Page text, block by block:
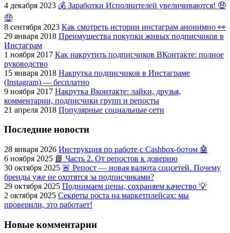
4 декабря 2023 💰 Заработки Исполнителей увеличиваются! 🤑
🤑
8 сентября 2023 Как смотреть истории инстаграм анонимно 👀
29 января 2018 Преимущества покупки живых подписчиков в
Инстаграм
1 ноября 2017 Как накрутить подписчиков ВКонтакте: полное
руководство
15 января 2018 Накрутка подписчиков в Инстаграме
(Instagram) — бесплатно
9 ноября 2017 Накрутка Вконтакте: лайки, друзья,
комментарии, подписчики групп и репосты
21 апреля 2018 Популярные социальные сети
Последние новости
28 января 2026 Инструкция по работе с Cashbox-ботом 🤖
6 ноября 2025 📘 Часть 2. От репостов к доверию
30 октября 2025 🚨 Репост — новая валюта соцсетей. Почему
бренды уже не охотятся за подписчиками?
29 октября 2025 Поднимаем цены, сохраняем качество 💡
2 октября 2025 Секреты роста на маркетплейсах: мы
проверили, это работает!
Новые комментарии